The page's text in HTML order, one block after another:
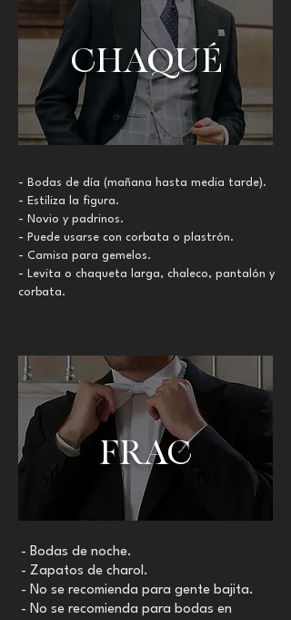
CHAQUÉ
- Bodas de día (mañana hasta media tarde).
- Estiliza la figura.
- Novio y padrinos.
- Puede usarse con corbata o plastrón.
- Camisa para gemelos.
- Levita o chaqueta larga, chaleco, pantalón y
corbata.
FRAC
- Bodas de noche.
- Zapatos de charol.
- No se recomienda para gente bajita.
- No se recomienda para bodas en